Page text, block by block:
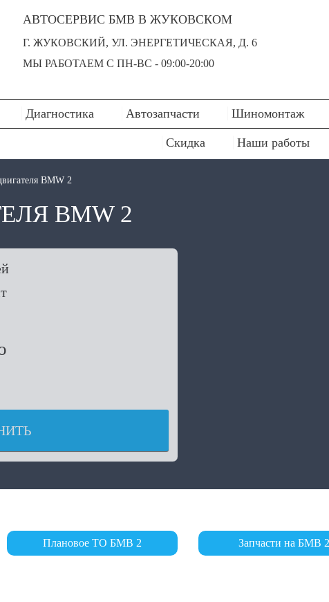
АВТОСЕРВИС БМВ В ЖУКОВСКОМ
Г. ЖУКОВСКИЙ, УЛ. ЭНЕРГЕТИЧЕСКАЯ, Д. 6
МЫ РАБОТАЕМ С ПН-ВC - 09:00-20:00
Диагностика Автозапчасти Шиномонтаж
Скидка Наши работы
BMW 2
BMW 2
Плановое ТО БМВ 2 Запчасти на БМВ 2